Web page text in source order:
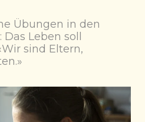
Übungen in den
Leben soll
sind Eltern,